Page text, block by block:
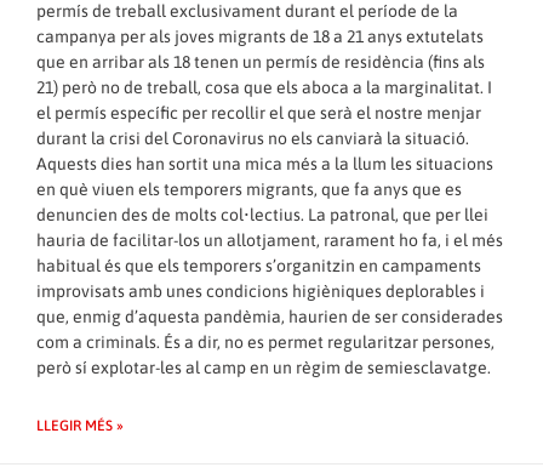
permís de treball exclusivament durant el període de la
campanya per als joves migrants de 18 a 21 anys extutelats
que en arribar als 18 tenen un permís de residència (fins als
21) però no de treball, cosa que els aboca a la marginalitat. I
el permís específic per recollir el que serà el nostre menjar
durant la crisi del Coronavirus no els canviarà la situació.
Aquests dies han sortit una mica més a la llum les situacions
en què viuen els temporers migrants, que fa anys que es
denuncien des de molts col•lectius. La patronal, que per llei
hauria de facilitar-los un allotjament, rarament ho fa, i el més
habitual és que els temporers s’organitzin en campaments
improvisats amb unes condicions higièniques deplorables i
que, enmig d’aquesta pandèmia, haurien de ser considerades
com a criminals. És a dir, no es permet regularitzar persones,
però sí explotar-les al camp en un règim de semiesclavatge.
LLEGIR MÉS »